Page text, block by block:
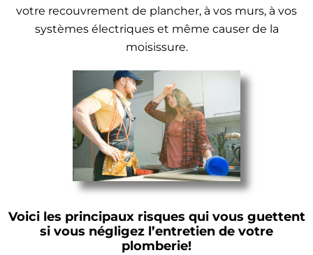
votre recouvrement de plancher, à vos murs, à vos
systèmes électriques et même causer de la
moisissure.
Voici les principaux risques qui vous guettent
si vous négligez l’entretien de votre
plomberie!